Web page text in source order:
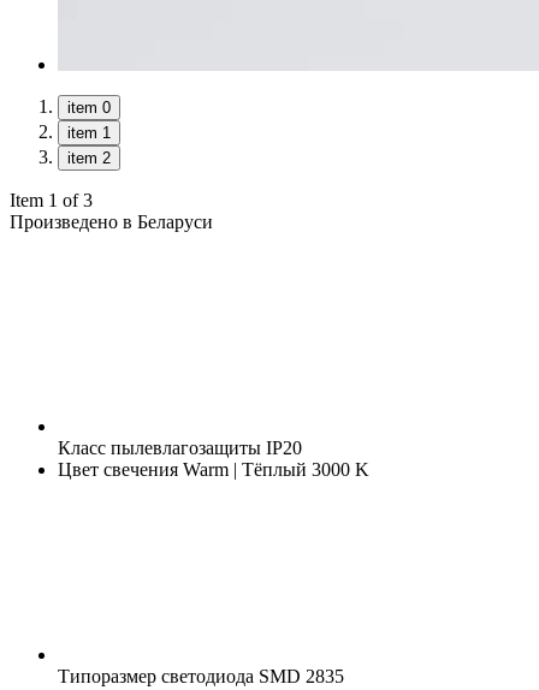
item 0
item 1
item 2
Item 1 of 3
Произведено в Беларуси
Класс пылевлагозащиты IP20
Цвет свечения Warm | Тёплый 3000 K
Типоразмер светодиода SMD 2835